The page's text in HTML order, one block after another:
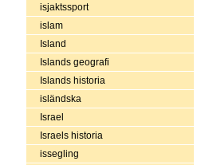
isjaktssport
islam
Island
Islands geografi
Islands historia
isländska
Israel
Israels historia
issegling